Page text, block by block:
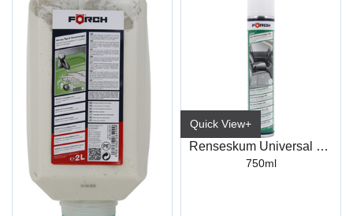
Quick View+
Renseskum Universal XXL
750ml